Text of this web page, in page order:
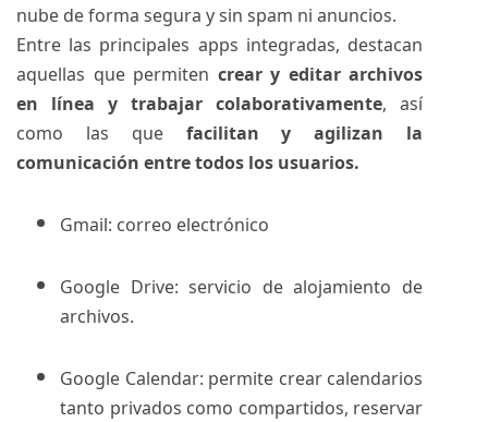
nube de forma segura y sin spam ni anuncios.
Entre las principales apps integradas, destacan
aquellas que permiten crear y editar archivos
en línea y trabajar colaborativamente, así
como las quefacilitan y agilizan la
comunicación entre todos los usuarios.
Gmail: correo electrónico
Google Drive: servicio de alojamiento de
archivos.
Google Calendar: permite crear calendarios
tanto privados como compartidos, reservar